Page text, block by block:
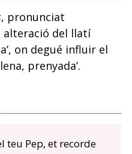
, pronunciat
alteració del llatí
on degué influir el
prenyada’.
teu Pep, et recorde